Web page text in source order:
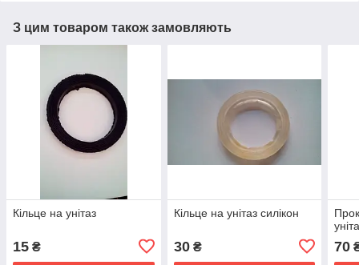
З цим товаром також замовляють
Кільце на унітаз
15 ₴
Кільце на унітаз силікон
30₴ 70